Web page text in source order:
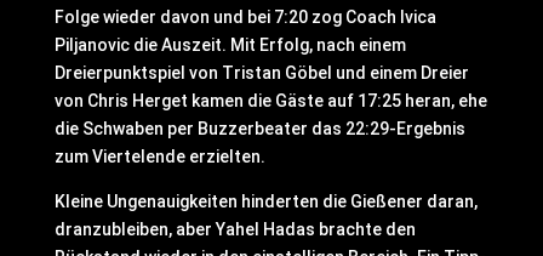
Folge wieder davon und bei 7:20 zog Coach Ivica
Piljanovic die Auszeit. Mit Erfolg, nach einem
Dreierpunktspiel von Tristan Göbel und einem Dreier
von Chris Herget kamen die Gäste auf 17:25 heran, ehe
die Schwaben per Buzzerbeater das 22:29-Ergebnis
zum Viertelende erzielten.
Kleine Ungenauigkeiten hinderten die Gießener daran,
dranzubleiben, aber Yahel Hadas brachte den